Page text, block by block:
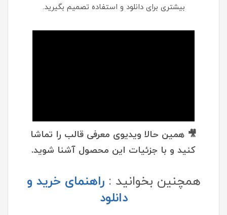
بیشتری برای دانلود و استفاده تصمیم بگیرید.
🎥 همین حالا ویدیوی معرفی قالب را تماشا
کنید و با جزئیات این محصول آشنا شوید.
همچنین بخوانید :راهنمای خرید و
دانلود